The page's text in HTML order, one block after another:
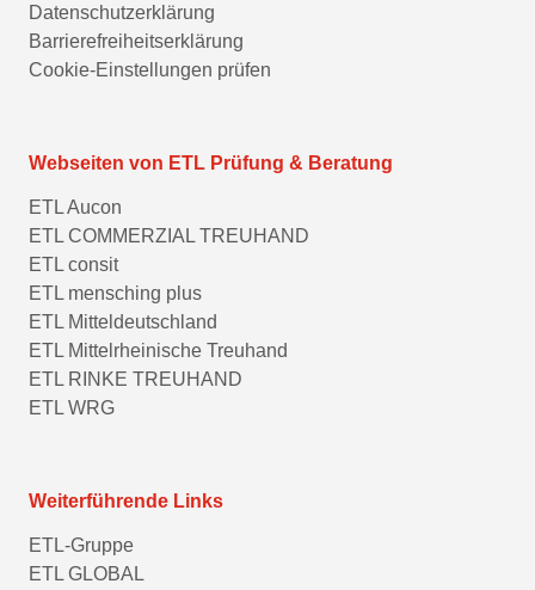
Datenschutzerklärung
Barrierefreiheitserklärung
Cookie-Einstellungen prüfen
Webseiten von ETL Prüfung & Beratung
ETL Aucon
ETL COMMERZIAL TREUHAND
ETL consit
ETL mensching plus
ETL Mitteldeutschland
ETL Mittelrheinische Treuhand
ETL RINKE TREUHAND
ETL WRG
Weiterführende Links
ETL-Gruppe
ETL GLOBAL